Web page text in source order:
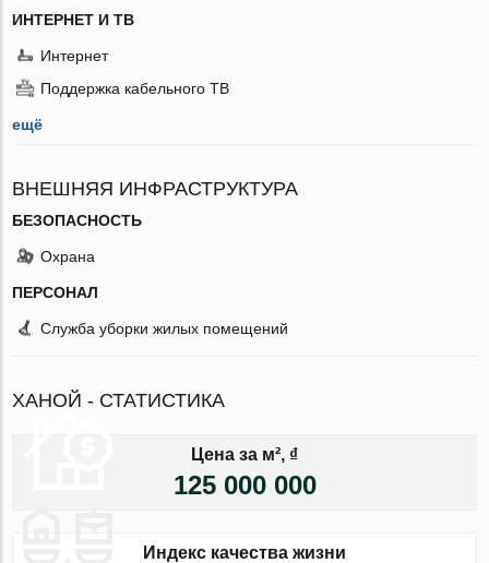
ИНТЕРНЕТ И ТВ
Интернет
Поддержка кабельного ТВ
ещё
ВНЕШНЯЯ ИНФРАСТРУКТУРА
БЕЗОПАСНОСТЬ
Охрана
ПЕРСОНАЛ
Служба уборки жилых помещений
ХАНОЙ - СТАТИСТИКА
Цена за м², ₫
125 000 000
Индекс качества жизни